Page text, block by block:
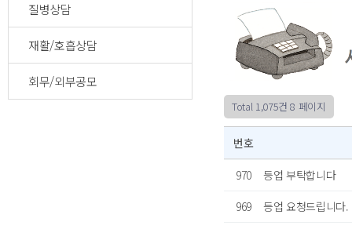
질병상담
재활/호흡상담
회무/외부공모
Total 1,075건 8 페이지
번호
970
등업 부탁합니다
969
등업 요청드립니다.